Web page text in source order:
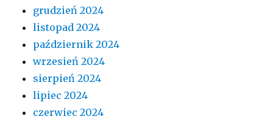
grudzień 2024
listopad 2024
październik 2024
wrzesień 2024
sierpień 2024
lipiec 2024
czerwiec 2024